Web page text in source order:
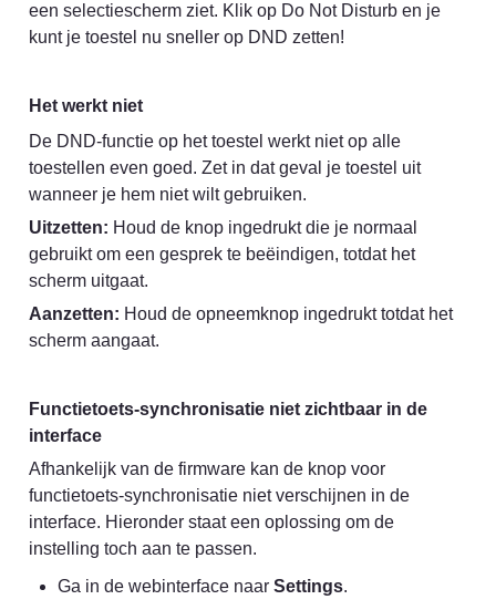
een selectiescherm ziet. Klik op Do Not Disturb en je
kunt je toestel nu sneller op DND zetten!
Het werkt niet
De DND-functie op het toestel werkt niet op alle
toestellen even goed. Zet in dat geval je toestel uit
wanneer je hem niet wilt gebruiken.
Uitzetten: Houd de knop ingedrukt die je normaal
gebruikt om een gesprek te beëindigen, totdat het
scherm uitgaat.
Aanzetten: Houd de opneemknop ingedrukt totdat het
scherm aangaat.
Functietoets-synchronisatie niet zichtbaar in de
interface
Afhankelijk van de firmware kan de knop voor
functietoets-synchronisatie niet verschijnen in de
interface. Hieronder staat een oplossing om de
instelling toch aan te passen.
Ga in de webinterface naar Settings.